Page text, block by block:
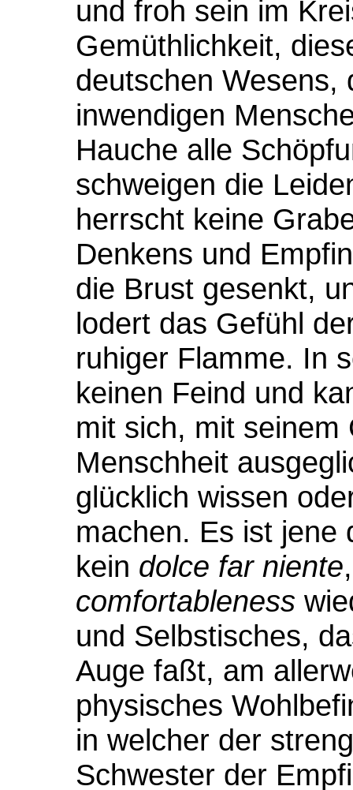
und froh sein im
Gemüthlichkeit,
deutschen Wesens,
inwendigen
Hauche alle
schweigen die
herrscht keine
Denkens und
die Brust gesenkt,
lodert das Gefühl
ruhiger Flamme. In
keinen Feind und
mit sich, mit
Menschheit
glücklich wissen
machen. Es ist jene
kein dolce far niente
comfortableness
und Selbstisches,
Auge faßt, am
physisches
in welcher der
Schwester der